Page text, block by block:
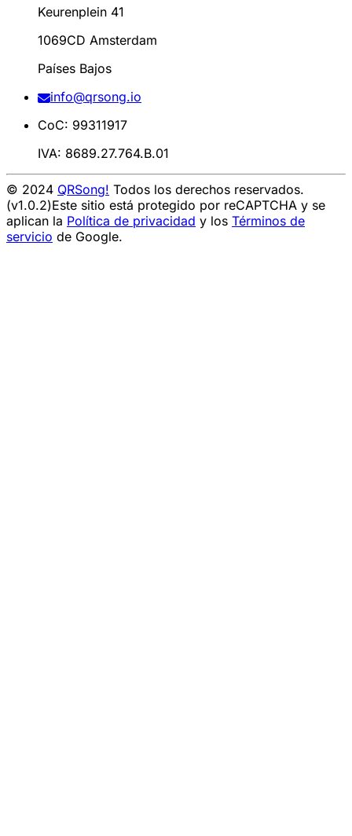
Keurenplein 41
1069CD Amsterdam
Países Bajos
info@qrsong.io
CoC: 99311917
IVA: 8689.27.764.B.01
© 2024 QRSong! Todos los derechos reservados.
(v1.0.2)Este sitio está protegido por reCAPTCHA y se
aplican la Política de privacidad y los Términos de
servicio de Google.